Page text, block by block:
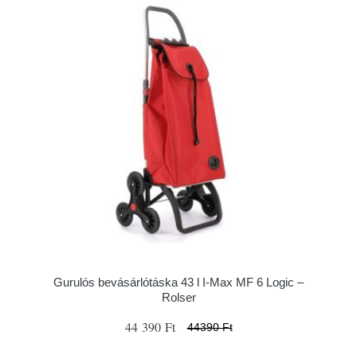
Gurulós bevásárlótáska 43 l I-Max MF 6 Logic –
Rolser
44 390 Ft 44390 Ft